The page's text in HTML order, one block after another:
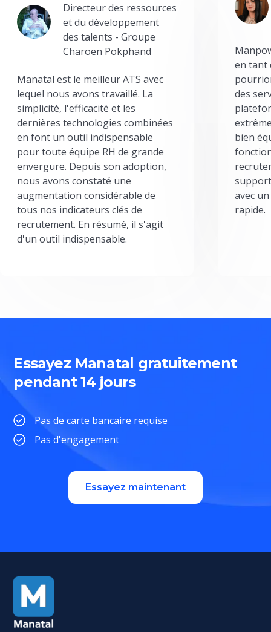
Directeur des ressources
et du développement
des talents - Groupe
Charoen Pokphand
Manatal est le meilleur ATS avec
lequel nous avons travaillé. La
simplicité, l'efficacité et les
dernières technologies combinées
en font un outil indispensable
pour toute équipe RH de grande
envergure. Depuis son adoption,
nous avons constaté une
augmentation considérable de
tous nos indicateurs clés de
recrutement. En résumé, il s'agit
d'un outil indispensable.
en tant
des
bien
avec
rapide.
Essayez Manatal gratuitement
pendant 14 jours
Pas de carte bancaire requise
Pas d'engagement
Essayez maintenant